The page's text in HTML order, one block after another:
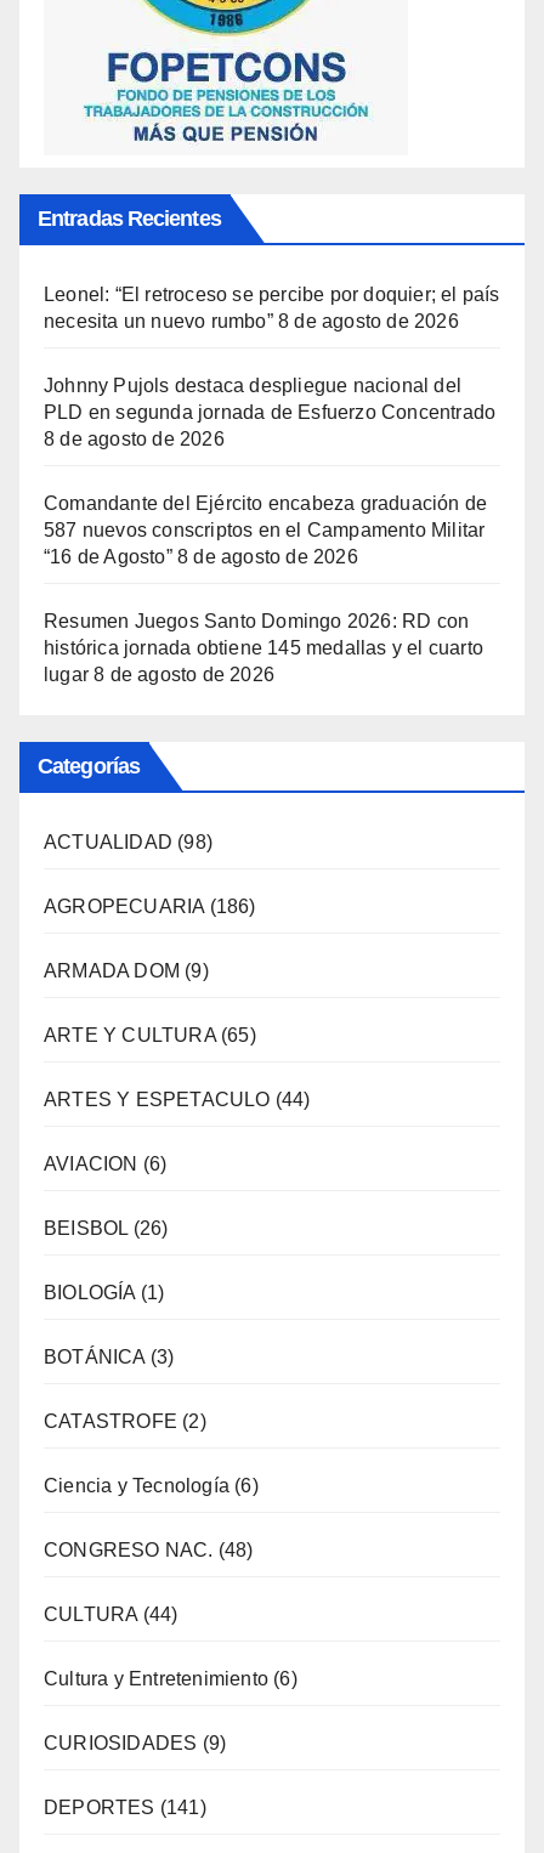
Entradas Recientes
Leonel: “El retroceso se percibe por doquier; el país
necesita un nuevo rumbo” 8 de agosto de 2026
Johnny Pujols destaca despliegue nacional del
PLD en segunda jornada de Esfuerzo Concentrado
8 de agosto de 2026
Comandante del Ejército encabeza graduación de
587 nuevos conscriptos en el Campamento Militar
“16 de Agosto” 8 de agosto de 2026
Resumen Juegos Santo Domingo 2026: RD con
histórica jornada obtiene 145 medallas y el cuarto
lugar 8 de agosto de 2026
Categorías
ACTUALIDAD (98)
AGROPECUARIA (186)
ARMADA DOM (9)
ARTE Y CULTURA(65)
ARTES Y ESPETACULO (44)
AVIACION (6)
BEISBOL (26)
BIOLOGÍA (1)
BOTÁNICA (3)
CATASTROFE (2)
Ciencia y Tecnología (6)
CONGRESO NAC. (48)
CULTURA (44)
Cultura y Entretenimiento (6)
CURIOSIDADES (9)
DEPORTES (141)